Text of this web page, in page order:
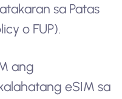
sa Patas
o FUP).
ang
eSIM sa